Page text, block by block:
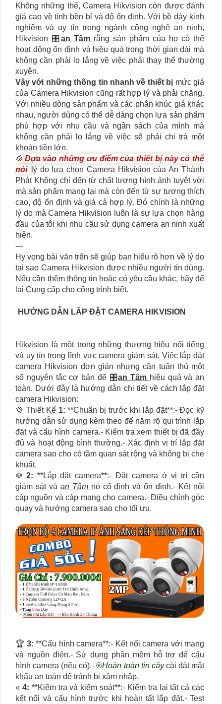
Không những thế, Camera Hikvision còn được đánh
giá cao về tính bền bỉ và độ ổn định. Với bề dày kinh
nghiệm và uy tín trong ngành công nghệ an ninh,
Hikvision 🎛 an Tâm rằng sản phẩm của họ có thể
hoạt động ổn định và hiệu quả trong thời gian dài mà
không cần phải lo lắng về việc phải thay thế thường
xuyên.
Vây với những thông tin nhanh về thiết bị mức giá
của Camera Hikvision cũng rất hợp lý và phải chăng.
Với nhiều dòng sản phẩm và các phân khúc giá khác
nhau, người dùng có thể dễ dàng chọn lựa sản phẩm
phù hợp với nhu cầu và ngân sách của mình mà
không cần phải lo lắng về việc sẽ phải chi trả một
khoản tiền lớn.
💢 Dựa vào những ưu điểm của thiết bị này có thể
nói
lý do lựa chọn Camera Hikvision của An Thành
Phát Không chỉ đến từ chất lượng hình ảnh tuyệt vời
mà sản phẩm mang lại mà còn đến từ sự tương thích
cao, độ ổn định và giá cả hợp lý. Đó chính là những
lý do mà Camera Hikvision luôn là sự lựa chọn hàng
đầu của tôi khi nhu cầu sử dụng camera an ninh xuất
hiện.
---
Hy vọng bài văn trên sẽ giúp bạn hiểu rõ hơn về lý do
tại sao Camera Hikvision được nhiều người tin dùng.
Nếu cần thêm thông tin hoặc có yêu cầu khác, hãy để
lại Cung cấp cho công trình biết.
HƯỚNG DẪN LẮP ĐẶT CAMERA HIKVISION
Hikvision là một trong những thương hiệu nổi tiếng
và uy tín trong lĩnh vực camera giám sát. Việc lắp đặt
camera Hikvision đơn giản nhưng cần tuân thủ một
số nguyên tắc cơ bản để 🎛an Tâm hiệu quả và an
toàn. Dưới đây là hướng dẫn chi tiết về cách lắp đặt
camera Hikvision:
💢 Thiết Kế 1: **Chuẩn bị trước khi lắp đặt**:- Đọc kỹ
hướng dẫn sử dụng kèm theo để nắm rõ qui trình lắp
đặt và cấu hình camera.- Kiểm tra xem thiết bị đã đầy
đủ và hoạt động bình thường.- Xác định vị trí lắp đặt
camera sao cho có tầm quan sát rộng và không bị che
khuất.
☫ 2: **Lắp đặt camera**:- Đặt camera ở vị trí cần
giám sát và an Tâm nó cố định và ổn định.- Kết nối
cáp nguồn và cáp mạng cho camera.- Điều chỉnh góc
quay và hướng camera sao cho tối ưu.
️🏆3: **Cấu hình camera**:- Kết nối camera với mạng
và nguồn điện.- Sử dụng phần mềm hỗ trợ để cấu
hình camera (nếu có).- ®️Hoàn toàn tin cậycài đặt mật
khẩu an toàn để tránh bị xâm nhập.
« 4: **Kiểm tra và kiểm soát**:- Kiểm tra lại tất cả các
kết nối và cấu hình trước khi hoàn tất lắp đặt.- Test